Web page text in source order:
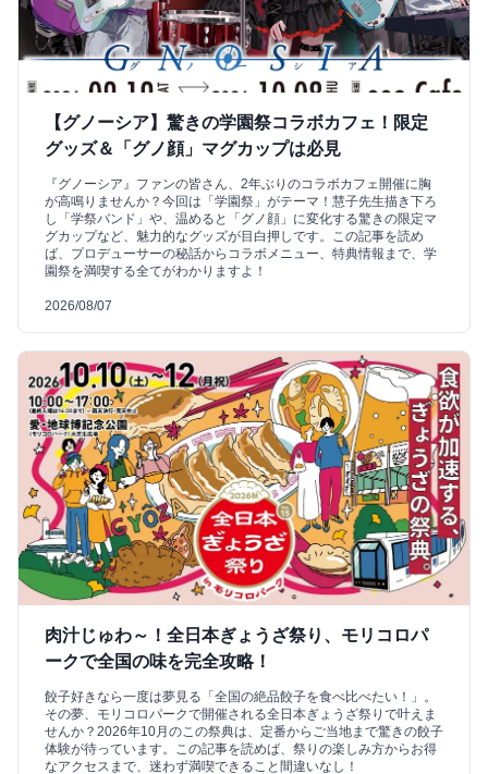
【グノーシア】驚きの学園祭コラボカフェ！限定
グッズ＆「グノ顔」マグカップは必見
『グノーシア』ファンの皆さん、2年ぶりのコラボカフェ開催に胸
が高鳴りませんか？今回は「学園祭」がテーマ！慧子先生描き下ろ
し「学祭バンド」や、温めると「グノ顔」に変化する驚きの限定マ
グカップなど、魅力的なグッズが目白押しです。この記事を読め
ば、プロデューサーの秘話からコラボメニュー、特典情報まで、学
園祭を満喫する全てがわかりますよ！
2026/08/07
肉汁じゅわ～！全日本ぎょうざ祭り、モリコロパ
ークで全国の味を完全攻略！
餃子好きなら一度は夢見る「全国の絶品餃子を食べ比べたい！」。
その夢、モリコロパークで開催される全日本ぎょうざ祭りで叶えま
せんか？2026年10月のこの祭典は、定番からご当地まで驚きの餃子
体験が待っています。この記事を読めば、祭りの楽しみ方からお得
なアクセスまで、迷わず満喫できること間違いなし！